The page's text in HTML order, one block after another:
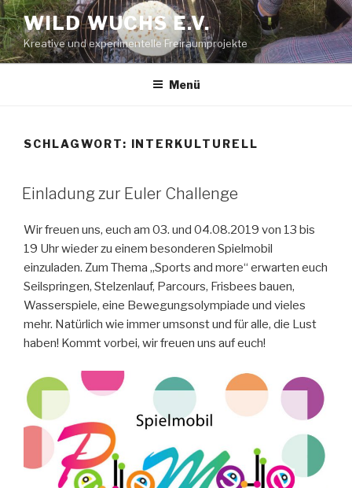
Zum
Inhalt
springen
WILD WUCHS E.V.
Kreative und experimentelle Freiraumprojekte
Menü
SCHLAGWORT: INTERKULTURELL
Einladung zur Euler Challenge
Wir freuen uns, euch am 03. und 04.08.2019 von 13 bis
19 Uhr wieder zu einem besonderen Spielmobil
einzuladen. Zum Thema „Sports and more“ erwarten euch
Seilspringen, Stelzenlauf, Parcours, Frisbees bauen,
Wasserspiele, eine Bewegungsolympiade und vieles
mehr. Natürlich wie immer umsonst und für alle, die Lust
haben! Kommt vorbei, wir freuen uns auf euch!